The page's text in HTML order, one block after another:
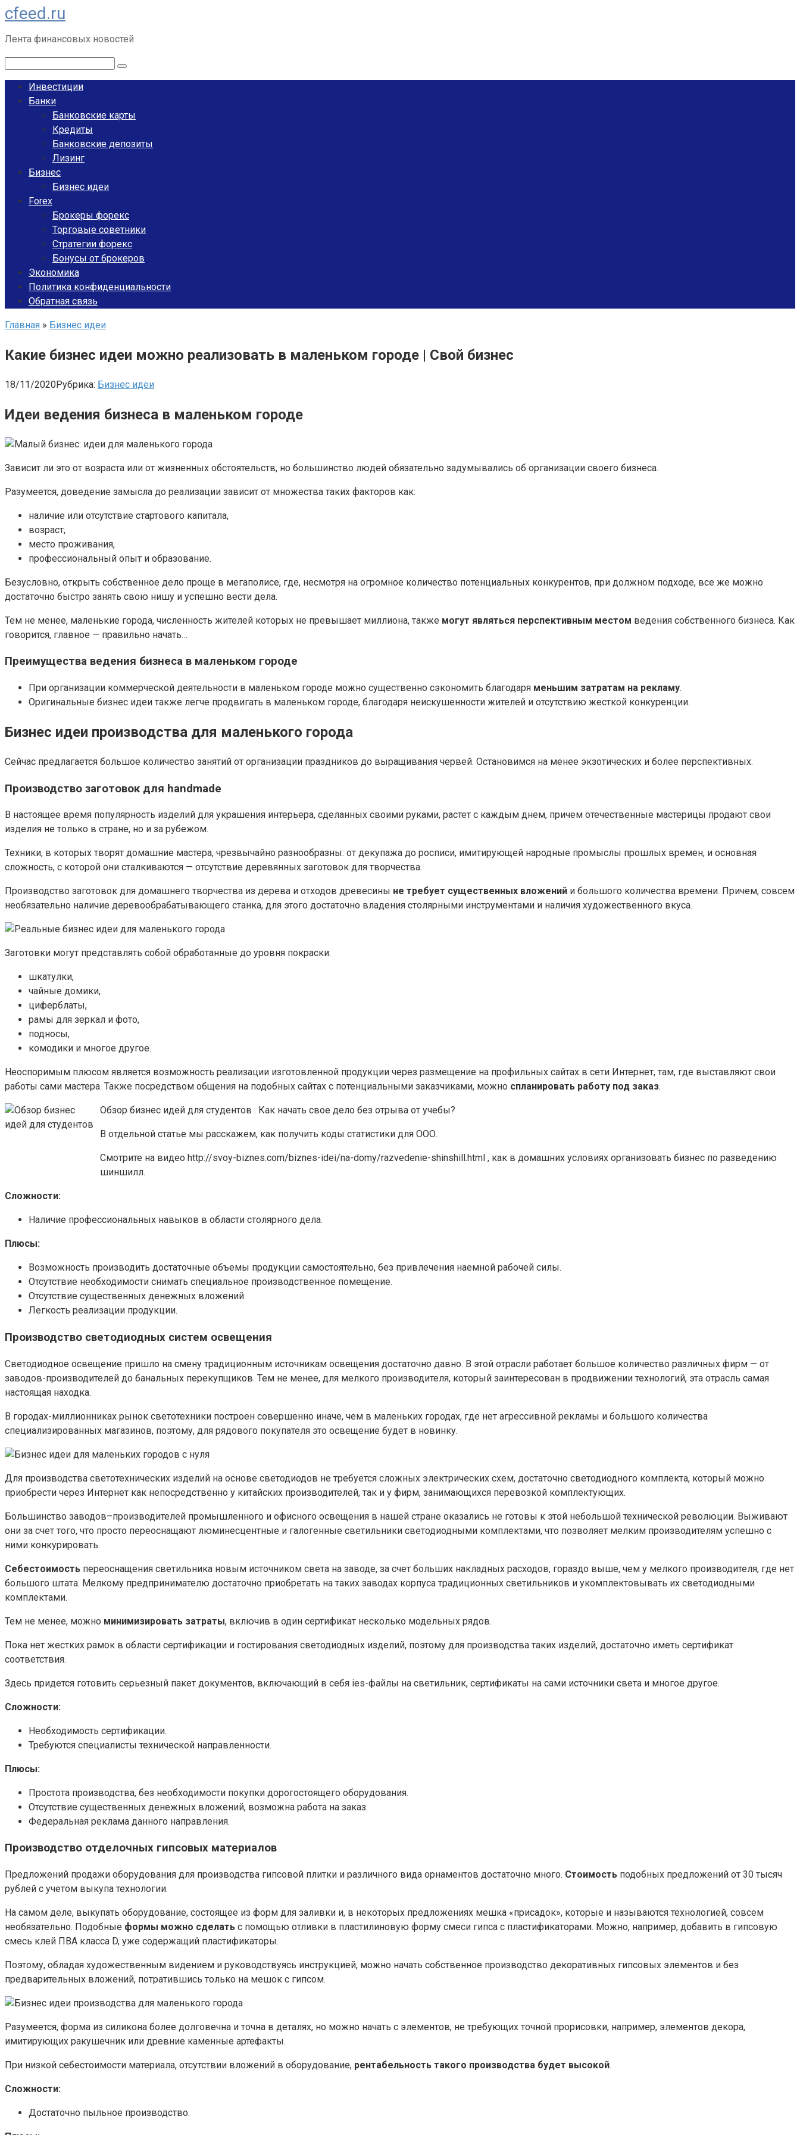
Перейти
к
контенту
cfeed.ru
Лента финансовых новостей
Инвестиции
Банки
Банковские карты
Кредиты
Банковские депозиты
Лизинг
Бизнес
Бизнес идеи
Forex
Брокеры форекс
Торговые советники
Стратегии форекс
Бонусы от брокеров
Экономика
Политика конфиденциальности
Обратная связь
Главная » Бизнес идеи
Какие бизнес идеи можно реализовать в маленьком городе | Свой бизнес
18/11/2020Рубрика: Бизнес идеи
Идеи ведения бизнеса в маленьком городе
Зависит ли это от возраста или от жизненных обстоятельств, но большинство людей обязательно задумывались об организации своего бизнеса.
Разумеется, доведение замысла до реализации зависит от множества таких факторов как:
наличие или отсутствие стартового капитала,
возраст,
место проживания,
профессиональный опыт и образование.
Безусловно, открыть собственное дело проще в мегаполисе, где, несмотря на огромное количество потенциальных конкурентов, при должном подходе, все же можно
достаточно быстро занять свою нишу и успешно вести дела.
Тем не менее, маленькие города, численность жителей которых не превышает миллиона, также могут являться перспективным местом ведения собственного бизнеса. Как
говорится, главное — правильно начать…
Преимущества ведения бизнеса в маленьком городе
При организации коммерческой деятельности в маленьком городе можно существенно сэкономить благодаря меньшим затратам на рекламу.
Оригинальные бизнес идеи также легче продвигать в маленьком городе, благодаря неискушенности жителей и отсутствию жесткой конкуренции.
Бизнес идеи производства для маленького города
Сейчас предлагается большое количество занятий от организации праздников до выращивания червей. Остановимся на менее экзотических и более перспективных.
Производство заготовок для handmade
В настоящее время популярность изделий для украшения интерьера, сделанных своими руками, растет с каждым днем, причем отечественные мастерицы продают свои
изделия не только в стране, но и за рубежом.
Техники, в которых творят домашние мастера, чрезвычайно разнообразны: от декупажа до росписи, имитирующей народные промыслы прошлых времен, и основная
сложность, с которой они сталкиваются — отсутствие деревянных заготовок для творчества.
Производство заготовок для домашнего творчества из дерева и отходов древесины не требует существенных вложений и большого количества времени. Причем, совсем
необязательно наличие деревообрабатывающего станка, для этого достаточно владения столярными инструментами и наличия художественного вкуса.
Заготовки могут представлять собой обработанные до уровня покраски:
шкатулки,
чайные домики,
циферблаты,
рамы для зеркал и фото,
подносы,
комодики и многое другое.
Неоспоримым плюсом является возможность реализации изготовленной продукции через размещение на профильных сайтах в сети Интернет, там, где выставляют свои
работы сами мастера. Также посредством общения на подобных сайтах с потенциальными заказчиками, можно спланировать работу под заказ.
Обзор бизнес идей для студентов . Как начать свое дело без отрыва от учебы?
В отдельной статье мы расскажем, как получить коды статистики для ООО.
Смотрите на видео http://svoy-biznes.com/biznes-idei/na-domy/razvedenie-shinshill.html , как в домашних условиях организовать бизнес по разведению
шиншилл.
Сложности:
Наличие профессиональных навыков в области столярного дела.
Плюсы:
Возможность производить достаточные объемы продукции самостоятельно, без привлечения наемной рабочей силы.
Отсутствие необходимости снимать специальное производственное помещение.
Отсутствие существенных денежных вложений.
Легкость реализации продукции.
Производство светодиодных систем освещения
Светодиодное освещение пришло на смену традиционным источникам освещения достаточно давно. В этой отрасли работает большое количество различных фирм — от
заводов-производителей до банальных перекупщиков. Тем не менее, для мелкого производителя, который заинтересован в продвижении технологий, эта отрасль самая
настоящая находка.
В городах-миллионниках рынок светотехники построен совершенно иначе, чем в маленьких городах, где нет агрессивной рекламы и большого количества
специализированных магазинов, поэтому, для рядового покупателя это освещение будет в новинку.
Для производства светотехнических изделий на основе светодиодов не требуется сложных электрических схем, достаточно светодиодного комплекта, который можно
приобрести через Интернет как непосредственно у китайских производителей, так и у фирм, занимающихся перевозкой комплектующих.
Большинство заводов–производителей промышленного и офисного освещения в нашей стране оказались не готовы к этой небольшой технической революции. Выживают
они за счет того, что просто переоснащают люминесцентные и галогенные светильники светодиодными комплектами, что позволяет мелким производителям успешно с
ними конкурировать.
Себестоимость переоснащения светильника новым источником света на заводе, за счет больших накладных расходов, гораздо выше, чем у мелкого производителя, где нет
большого штата. Мелкому предпринимателю достаточно приобретать на таких заводах корпуса традиционных светильников и укомплектовывать их светодиодными
комплектами.
Тем не менее, можно минимизировать затраты, включив в один сертификат несколько модельных рядов.
Пока нет жестких рамок в области сертификации и гостирования светодиодных изделий, поэтому для производства таких изделий, достаточно иметь сертификат
соответствия.
Здесь придется готовить серьезный пакет документов, включающий в себя ies-файлы на светильник, сертификаты на сами источники света и многое другое.
Сложности:
Необходимость сертификации.
Требуются специалисты технической направленности.
Плюсы:
Простота производства, без необходимости покупки дорогостоящего оборудования.
Отсутствие существенных денежных вложений, возможна работа на заказ.
Федеральная реклама данного направления.
Производство отделочных гипсовых материалов
Предложений продажи оборудования для производства гипсовой плитки и различного вида орнаментов достаточно много. Стоимость подобных предложений от 30 тысяч
рублей с учетом выкупа технологии.
На самом деле, выкупать оборудование, состоящее из форм для заливки и, в некоторых предложениях мешка «присадок», которые и называются технологией, совсем
необязательно. Подобные формы можно сделать с помощью отливки в пластилиновую форму смеси гипса с пластификаторами. Можно, например, добавить в гипсовую
смесь клей ПВА класса D, уже содержащий пластификаторы.
Поэтому, обладая художественным видением и руководствуясь инструкцией, можно начать собственное производство декоративных гипсовых элементов и без
предварительных вложений, потратившись только на мешок с гипсом.
Разумеется, форма из силикона более долговечна и точна в деталях, но можно начать с элементов, не требующих точной прорисовки, например, элементов декора,
имитирующих ракушечник или древние каменные артефакты.
При низкой себестоимости материала, отсутствии вложений в оборудование, рентабельность такого производства будет высокой.
Сложности:
Достаточно пыльное производство.